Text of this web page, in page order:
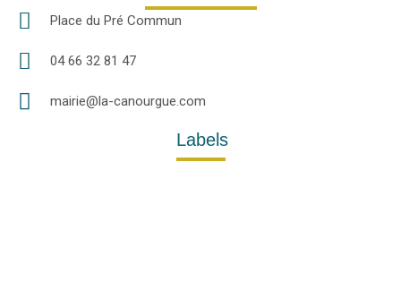
Place du Pré Commun
04 66 32 81 47
mairie@la-canourgue.com
Labels